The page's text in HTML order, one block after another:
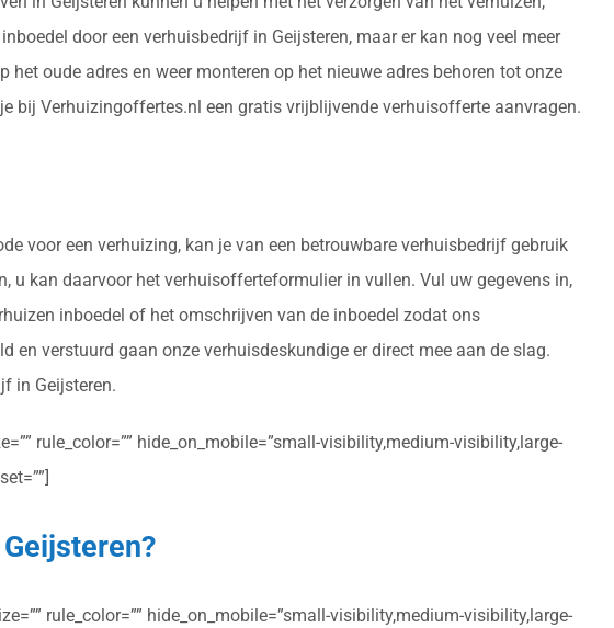
door een verhuisbedrijf in Geijsteren, maar er kan nog veel meer
oude adres en weer monteren op het nieuwe adres behoren tot onze
bij Verhuizingoffertes.nl een gratis vrijblijvende verhuisofferte aanvragen.
voor een verhuizing, kan je van een betrouwbare verhuisbedrijf gebruik
u kan daarvoor het verhuisofferteformulier in vullen. Vul uw gegevens in,
inboedel of het omschrijven van de inboedel zodat ons
verstuurd gaan onze verhuisdeskundige er direct mee aan de slag.
in Geijsteren.
rule_color=”” hide_on_mobile=”small-visibility,medium-visibility,large-
rule_color=”” hide_on_mobile=”small-visibility,medium-visibility,large-